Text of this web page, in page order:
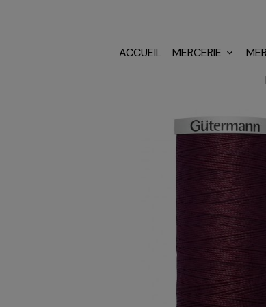
ACCUEIL MERCERIE